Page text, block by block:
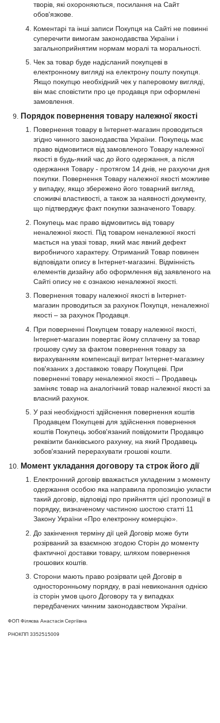
творів, які охороняються, посилання на Сайт
обов'язкове.
Коментарі та інші записи Покупця на Сайті не повинні
суперечити вимогам законодавства України і
загальноприйнятим нормам моралі та моральності.
Чек за товар буде надісланий покупцеві в
електронному вигляді на електрону пошту покупця.
Якщо покупцю необхідний чек у паперовому вигляді,
він має сповістити про це продавця при оформлені
замовлення.
Порядок повернення товару належної якості
Повернення товару в Інтернет-магазин проводиться
згідно чинного законодавства України. Покупець має
право відмовитися від замовленого Товару належної
якості в будь-який час до його одержання, а після
одержання Товару - протягом 14 днів, не рахуючи дня
покупки. Повернення Товару належної якості можливе
у випадку, якщо збережено його товарний вигляд,
споживчі властивості, а також за наявності документу,
що підтверджує факт покупки зазначеного Товару.
Покупець має право відмовитись від товару
неналежної якості. Під товаром неналежної якості
мається на увазі товар, який має явний дефект
виробничого характеру. Отриманий Товар повинен
відповідати опису в Iнтернет-магазинi. Відмінність
елементів дизайну або оформлення від заявленого на
Сайті опису не є ознакою неналежної якості.
Повернення товару належної якості в Інтернет-
магазин проводиться за рахунок Покупця, неналежної
якості – за рахунок Продавця.
При поверненні Покупцем товару належної якості,
Інтернет-магазин повертає йому сплачену за товар
грошову суму за фактом повернення товару за
вирахуванням компенсації витрат Інтернет-магазину
пов'язаних з доставкою товару Покупцеві. При
поверненні товару неналежної якості – Продавець
заміняє товар на аналогічний товар належної якості за
власний рахунок.
У разі необхідності здійснення повернення коштів
Продавцем Покупцеві для здійснення повернення
коштів Покупець зобов'язаний повідомити Продавцю
реквізити банківського рахунку, на який Продавець
зобов'язаний перерахувати грошові кошти.
Момент укладання договору та строк його дії
Електронний договір вважається укладеним з моменту
одержання особою яка направила пропозицію укласти
такий договір, відповіді про прийняття цієї пропозиції в
порядку, визначеному частиною шостою статті 11
Закону України «Про електронну комерцію».
До закінчення терміну дії цей Договір може бути
розірваний за взаємною згодою Сторін до моменту
фактичної доставки товару, шляхом повернення
грошових коштів.
Сторони мають право розірвати цей Договір в
односторонньому порядку, в разі невиконання однією
із сторін умов цього Договору та у випадках
передбачених чинним законодавством України.
ФОП Філяєва Анастасія Сергіївна
РНОКПП 3352515009